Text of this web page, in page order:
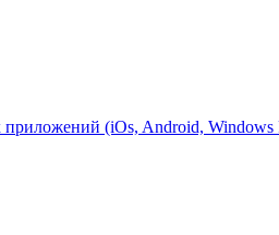
приложений (iOs, Android, Windows